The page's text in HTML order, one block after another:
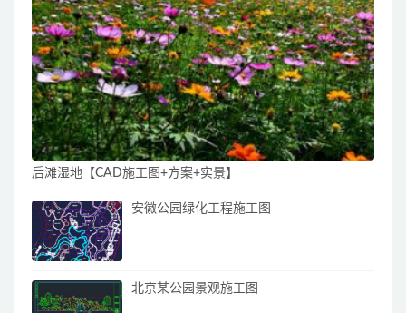
后滩湿地【CAD施工图+方案+实景】
安徽公园绿化工程施工图
北京某公园景观施工图